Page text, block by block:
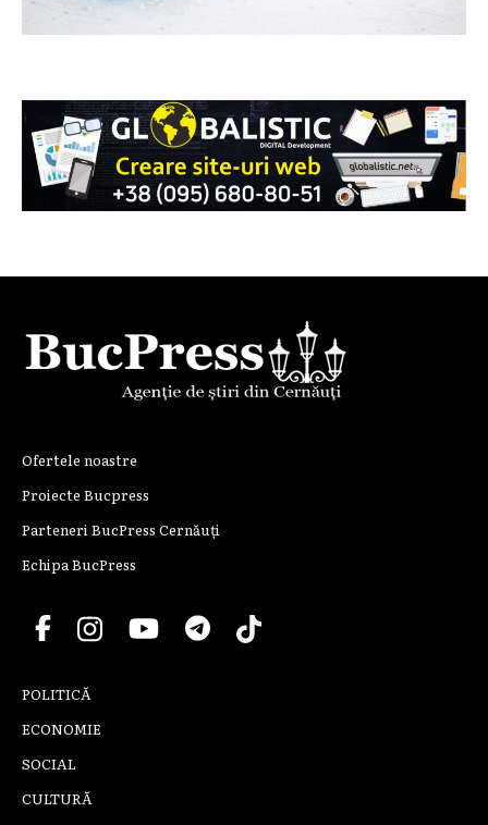
Ofertele noastre
Proiecte Bucpress
Parteneri BucPress Cernăuți
Echipa BucPress
POLITICĂ
ECONOMIE
SOCIAL
CULTURĂ